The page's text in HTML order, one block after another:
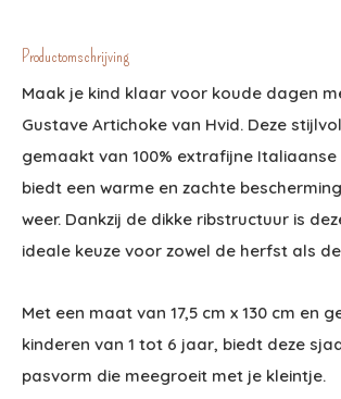
Productomschrijving
Maak je kind klaar voor koude dagen
Gustave Artichoke van Hvid. Deze
gemaakt van 100% extrafijne Italiaanse
biedt een warme en zachte
weer. Dankzij de dikke ribstructuur is
ideale keuze voor zowel de herfst als
Met een maat van 17,5 cm x 130 cm en
kinderen van 1 tot 6 jaar, biedt deze
pasvorm die meegroeit met je kleintje.